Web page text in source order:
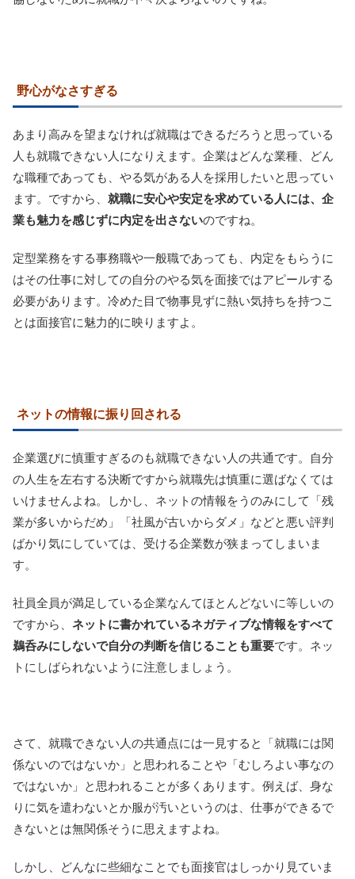
野心がなさすぎる
あまり高みを望まなければ就職はできるだろうと思っている
人も就職できない人になりえます。企業はどんな業種、どん
な職種であっても、やる気がある人を採用したいと思ってい
ます。ですから、 就職に安心や安定を求めている人には、企
業も魅力を感じずに内定を出さないのですね。
定型業務をする事務職や一般職であっても、内定をもらうに
はその仕事に対しての自分のやる気を面接ではアピールする
必要があります。冷めた目で物事見ずに熱い気持ちを持つこ
とは面接官に魅力的に映りますよ。
ネットの情報に振り回される
企業選びに慎重すぎるのも就職できない人の共通です。自分
の人生を左右する決断ですから就職先は慎重に選ばなくては
いけませんよね。しかし、ネットの情報をうのみにして「残
業が多いからだめ」「社風が古いからダメ」などと悪い評判
ばかり気にしていては、受ける企業数が狭まってしまいま
す。
社員全員が満足している企業なんてほとんどないに等しいの
ですから、 ネットに書かれているネガティブな情報をすべて
鵜呑みにしないで自分の判断を信じることも重要です。ネッ
トにしばられないように注意しましょう。
さて、就職できない人の共通点には一見すると「就職には関
係ないのではないか」と思われることや「むしろよい事なの
ではないか」と思われることが多くあります。例えば、身な
りに気を遣わないとか服が汚いというのは、仕事ができるで
きないとは無関係そうに思えますよね。
しかし、どんなに些細なことでも面接官はしっかり見ていま